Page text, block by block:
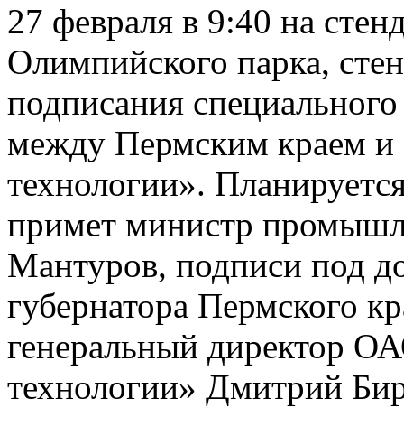
27 февраля в 9:40 на
Олимпийского парка,
подписания
между Пермским краем
технологии».
примет министр
Мантуров, подписи под
губернатора Пермского
генеральный директор
технологии» Дмитрий